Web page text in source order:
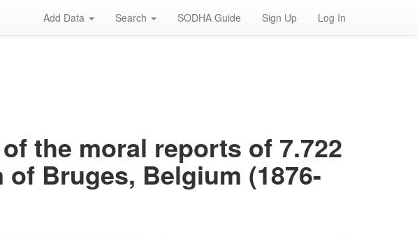
Add Data Search SODHA Guide Sign Up Log In
the moral reports of 7.722
Bruges, Belgium (1876-